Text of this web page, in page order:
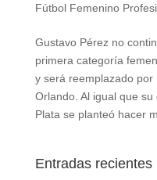
Fútbol Femenino
Gustavo Pérez no
primera categoría
y será reemplazado por
Orlando. Al igual que
Plata se planteó hacer
Entradas recientes